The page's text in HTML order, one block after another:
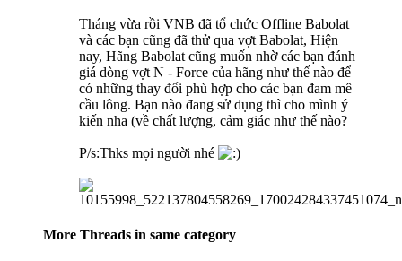
Tháng vừa rồi VNB đã tổ chức Offline Babolat
và các bạn cũng đã thử qua vợt Babolat, Hiện
nay, Hãng Babolat cũng muốn nhờ các bạn đánh
giá dòng vợt N - Force của hãng như thế nào để
có những thay đổi phù hợp cho các bạn đam mê
cầu lông. Bạn nào đang sử dụng thì cho mình ý
kiến nha (về chất lượng, cảm giác như thế nào?
P/s:Thks mọi người nhé
More Threads in same category